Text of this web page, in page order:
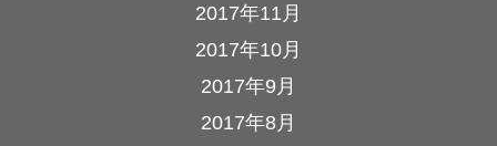
2017年11月
2017年10月
2017年9月
2017年8月